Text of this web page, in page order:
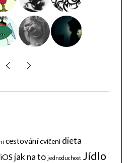
cestovánícvičení dieta
iOS jak na to jednoduchost Jídlo